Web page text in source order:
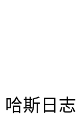
哈斯日志